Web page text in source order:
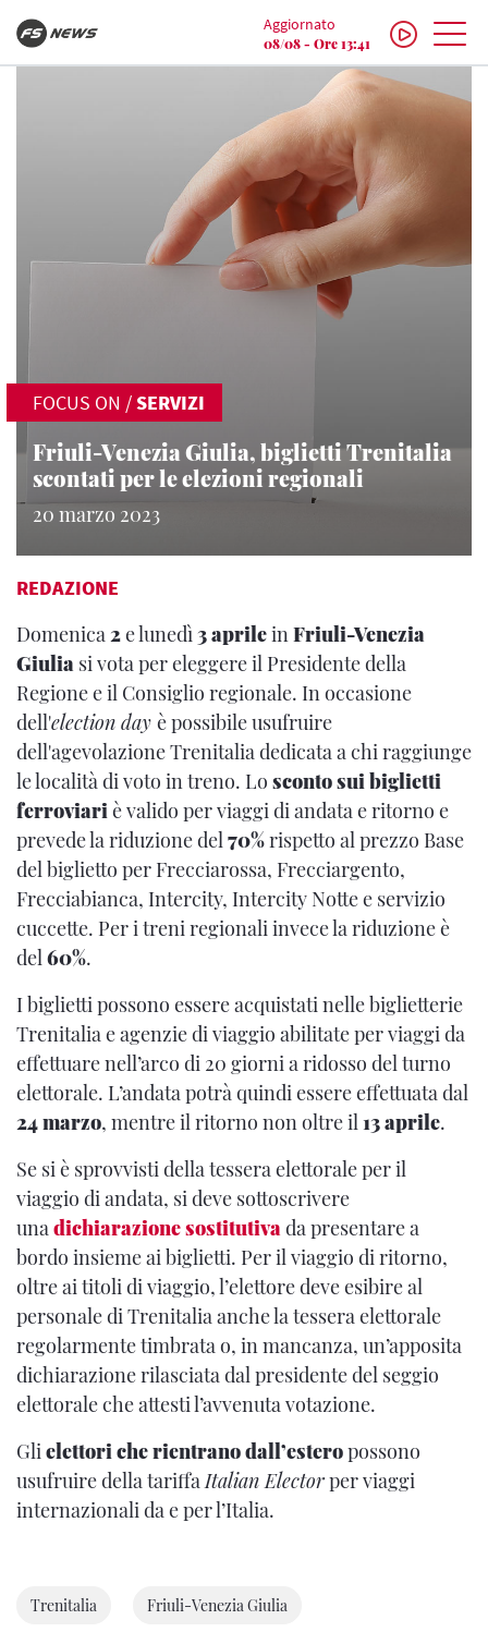
Aggiornato
08/08 - Ore 13:41
FOCUS ON /SERVIZI
Friuli-Venezia Giulia, biglietti Trenitalia
scontati per le elezioni regionali
20 marzo 2023
REDAZIONE
Domenica2e lunedì3 aprileinFriuli-Venezia
Giulia si vota per eleggere il Presidente della
Regione e il Consiglio regionale. In occasione
dell'election day è possibile usufruire
dell'agevolazione Trenitalia dedicata a chi raggiunge
le località di voto in treno. Lo sconto sui biglietti
ferroviariè valido per viaggi di andata e ritorno e
prevede la riduzione del70%rispetto al prezzo Base
del biglietto per Frecciarossa, Frecciargento,
Frecciabianca, Intercity, Intercity Notte e servizio
cuccette. Per i treni regionali invece la riduzione è
del60%.
I biglietti possono essere acquistati nelle biglietterie
Trenitalia e agenzie di viaggio abilitate per viaggi da
effettuare nell’arco di 20 giorni a ridosso del turno
elettorale. L’andata potrà quindi essere effettuata dal
24 marzo, mentre il ritorno non oltre il13 aprile.
Se si è sprovvisti della tessera elettorale per il
viaggio di andata, si deve sottoscrivere
unadichiarazione sostitutivada presentare a
bordo insieme ai biglietti. Per il viaggio di ritorno,
oltre ai titoli di viaggio, l’elettore deve esibire al
personale di Trenitalia anche la tessera elettorale
regolarmente timbrata o, in mancanza, un’apposita
dichiarazione rilasciata dal presidente del seggio
elettorale che attesti l’avvenuta votazione.
Glielettori che rientrano dall’esteropossono
usufruire della tariffaItalian Electorper viaggi
internazionali da e per l’Italia.
Trenitalia Friuli-Venezia Giulia